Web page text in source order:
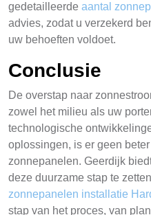
gedetailleerde aantal
advies, zodat u verzekerd
uw behoeften voldoet.
Conclusie
De overstap naar
zowel het milieu als uw
technologische
oplossingen, is er geen
zonnepanelen. Geerdijk
deze duurzame stap te
zonnepanelen installatie
stap van het proces, van